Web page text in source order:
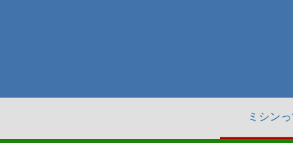
ミシンっ